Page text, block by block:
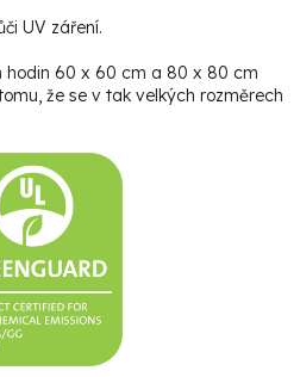
UV záření.
hodin 60 x 60 cm a 80 x 80 cm
že se v tak velkých rozměrech